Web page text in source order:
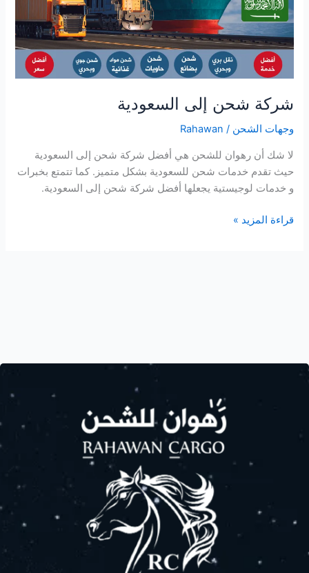
شركة شحن إلى السعودية
وجهات الشحن /
Rahawan
لا شك أن رهوان للشحن هي أفضل شركة شحن إلى السعودية
حيث تقدم خدمات شحن للسعودية بشكل متميز. كما تتمتع بخبرات
و خدمات لوجيستية يجعلها أفضل شركة شحن إلى السعودية.
قراءة المزيد »